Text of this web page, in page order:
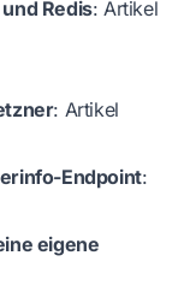
Redis: Artikel
: Artikel
Endpoint:
eigene